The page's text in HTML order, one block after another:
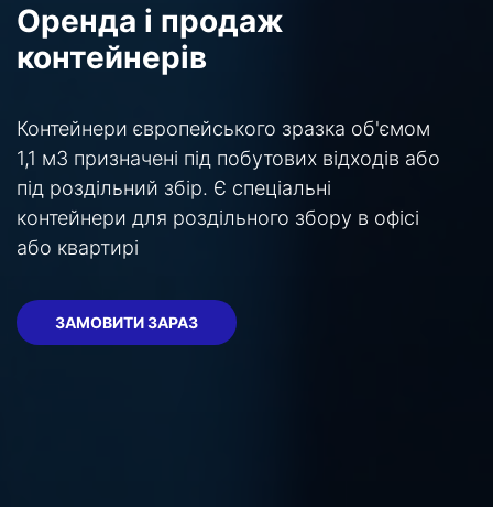
Оренда і продаж
контейнерів
Контейнери європейського зразка об'ємом
1,1 м3 призначені під побутових відходів або
під роздільний збір. Є спеціальні
контейнери для роздільного збору в офісі
або квартирі
ЗАМОВИТИ ЗАРАЗ